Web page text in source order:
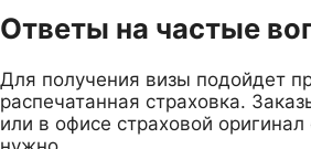
Ответы на частые
Для получения визы подойдет
распечатанная страховка.
или в офисе страховой